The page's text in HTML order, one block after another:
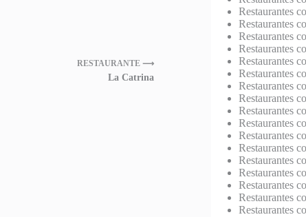
RESTAURANTE ⟶
La Catrina
Restaurantes
Restaurantes
Restaurantes
Restaurantes
Restaurantes
Restaurantes
Restaurantes
Restaurantes
Restaurantes
Restaurantes
Restaurantes
Restaurantes
Restaurantes
Restaurantes
Restaurantes
Restaurantes
Restaurantes